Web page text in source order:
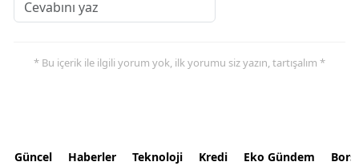
* Bu içerik ile ilgili yorum yok, ilk yorumu siz yazın, tartışalım *
Güncel Haberler Teknoloji Kredi Eko Gündem